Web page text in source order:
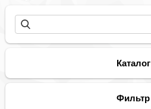
Каталог
Фильтр